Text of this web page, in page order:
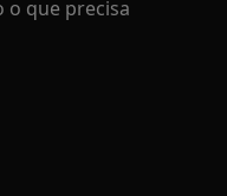
o que precisa